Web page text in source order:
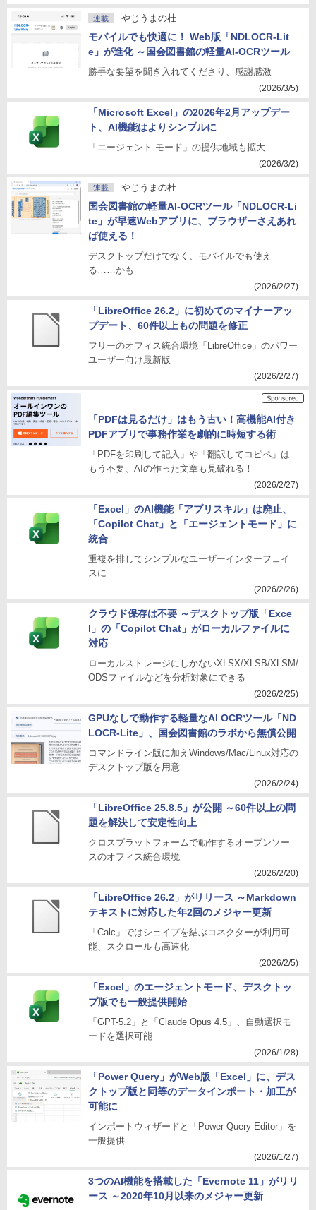
連載 やじうまの杜
モバイルでも快適に！ Web版「NDLOCR-Lit
e」が進化 ～国会図書館の軽量AI-OCRツール
勝手な要望を聞き入れてくださり、感謝感激
(2026/3/5)
「Microsoft Excel」の2026年2月アップデー
ト、AI機能はよりシンプルに
「エージェント モード」の提供地域も拡大
(2026/3/2)
連載 やじうまの杜
国会図書館の軽量AI-OCRツール「NDLOCR-Li
te」が早速Webアプリに、ブラウザーさえあれ
ば使える！
デスクトップだけでなく、モバイルでも使え
る……かも
(2026/2/27)
「LibreOffice 26.2」に初めてのマイナーアッ
プデート、60件以上もの問題を修正
フリーのオフィス統合環境「LibreOffice」のパワー
ユーザー向け最新版
(2026/2/27)
「PDFは見るだけ」はもう古い！高機能AI付き
PDFアプリで事務作業を劇的に時短する術
「PDFを印刷して記入」や「翻訳してコピペ」は
もう不要、AIの作った文章も見破れる！
(2026/2/27)
「Excel」のAI機能「アプリスキル」は廃止、
「Copilot Chat」と「エージェントモード」に
統合
重複を排してシンプルなユーザーインターフェイ
スに
(2026/2/26)
クラウド保存は不要 ～デスクトップ版「Exce
l」の「Copilot Chat」がローカルファイルに
対応
ローカルストレージにしかないXLSX/XLSB/XLSM/
ODSファイルなどを分析対象にできる
(2026/2/25)
GPUなしで動作する軽量なAI OCRツール「ND
LOCR-Lite」、国会図書館のラボから無償公開
コマンドライン版に加えWindows/Mac/Linux対応の
デスクトップ版を用意
(2026/2/24)
「LibreOffice 25.8.5」が公開 ～60件以上の問
題を解決して安定性向上
クロスプラットフォームで動作するオープンソー
スのオフィス統合環境
(2026/2/20)
「LibreOffice 26.2」がリリース ～Markdown
テキストに対応した年2回のメジャー更新
「Calc」ではシェイプを結ぶコネクターが利用可
能、スクロールも高速化
(2026/2/5)
「Excel」のエージェントモード、デスクトッ
プ版でも一般提供開始
「GPT-5.2」と「Claude Opus 4.5」、自動選択モ
ードを選択可能
(2026/1/28)
「Power Query」がWeb版「Excel」に、デス
クトップ版と同等のデータインポート・加工が
可能に
インポートウィザードと「Power Query Editor」を
一般提供
(2026/1/27)
3つのAI機能を搭載した「Evernote 11」がリリ
ース ～2020年10月以来のメジャー更新